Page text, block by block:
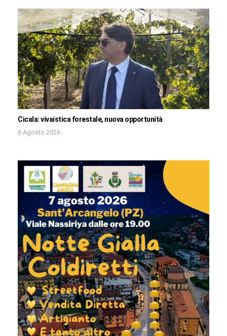
Cicala: vivaistica forestale, nuova opportunità
6 Agosto 2026